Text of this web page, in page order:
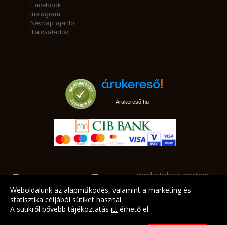
Facebook
Instagram
Névnap ajánló
Illatcsaládok
Árukereső.hu
marketplace partner
Weboldalunk az alapműködés, valamint a marketing és
statisztika céljából sütiket használ.
A sütikről bővebb tájékoztatás itt érhető el.